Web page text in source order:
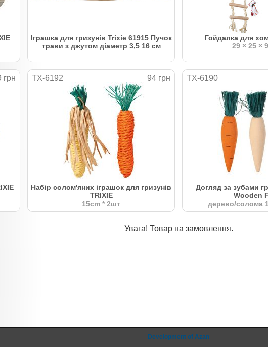
Іграшка для гризунів Trixie 61915 Пучок
трави з джутом діаметр 3,5 16 см
Гойдалка для
29 × 25 ×
грн TX-6192 94 грн
Набір солом'яних іграшок для гризунів
TRIXIE
15cm * 2шт
TX-6190
Догляд за зубами
Wooden
дерево/солома
Увага! Товар на замовлення.
Development of Azan